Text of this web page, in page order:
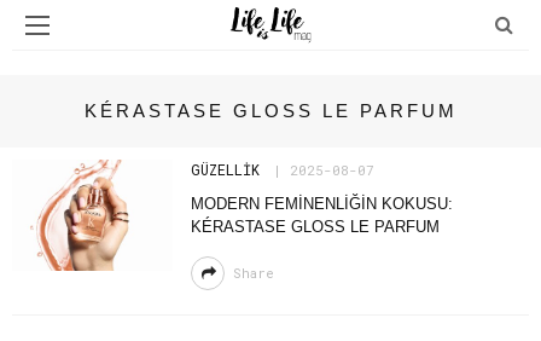
KÉRASTASE GLOSS LE PARFUM
GÜZELLIK
2025-08-07
MODERN FEMİNENLİĞİN KOKUSU:
KÉRASTASE GLOSS LE PARFUM
Share